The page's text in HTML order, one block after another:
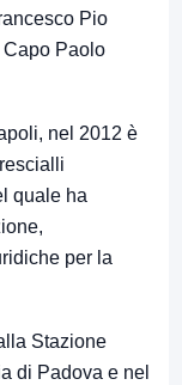
Pio
Paolo
nel 2012 è
quale ha
per la
Stazione
di Padova e nel